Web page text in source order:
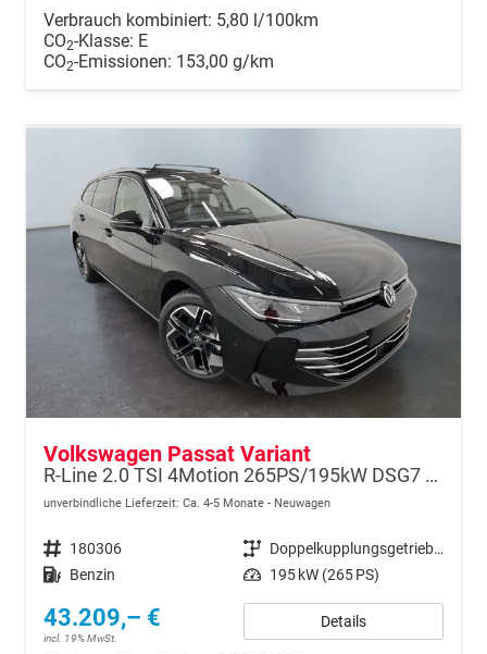
Verbrauch kombiniert: 5,80 l/100km
CO2-Klasse: E
CO2-Emissionen: 153,00 g/km
Volkswagen Passat Variant
R-Line 2.0 TSI 4Motion 265PS/195kW DSG7 2026
unverbindliche Lieferzeit: Ca. 4-5 Monate Neuwagen
Fahrzeugnr. 180306 Getriebe
Doppelkupplungsgetriebe (DSG)
Kraftstoff Benzin Leistung 195 kW (265 PS)
43.209,– €
incl. 19% MwSt.
Details